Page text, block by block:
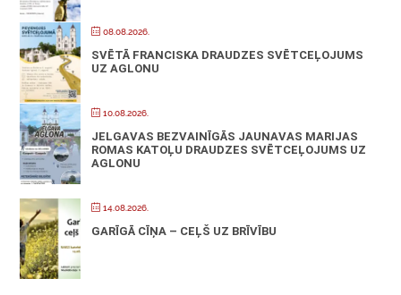
08.08.2026.
SVĒTĀ FRANCISKA DRAUDZES SVĒTCEĻOJUMS
UZ AGLONU
10.08.2026.
JELGAVAS BEZVAINĪGĀS JAUNAVAS MARIJAS
ROMAS KATOĻU DRAUDZES SVĒTCEĻOJUMS UZ
AGLONU
14.08.2026.
GARĪGĀ CĪŅA – CEĻŠ UZ BRĪVĪBU